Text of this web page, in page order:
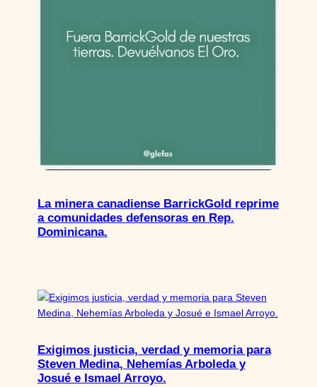
La minera canadiense BarrickGold reprime
a comunidades defensoras en Rep.
Dominicana.
Exigimos justicia, verdad y memoria para
Steven Medina, Nehemías Arboleda y
Josué e Ismael Arroyo.